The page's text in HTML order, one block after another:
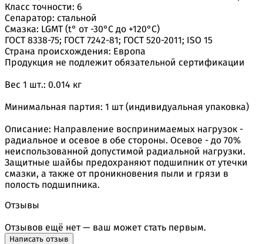
Класс точности: 6
Сепаратор: стальной
Смазка: LGMT (t° от -30°С до +120°С)
ГОСТ 8338-75; ГОСТ 7242-81; ГОСТ 520-2011; ISO 15
Страна происхождения: Европа
Продукция не подлежит обязательной сертификации
Вес 1 шт.: 0.014 кг
Минимальная партия: 1 шт (индивидуальная упаковка)
Описание: Направление воспринимаемых нагрузок -
радиальное и осевое в обе стороны. Осевое - до 70%
неиспользованной допустимой радиальной нагрузки.
Защитные шайбы предохраняют подшипник от утечки
смазки, а также от проникновения пыли и грязи в
полость подшипника.
Отзывы
Отзывов ещё нет — ваш может стать первым.
Написать отзыв